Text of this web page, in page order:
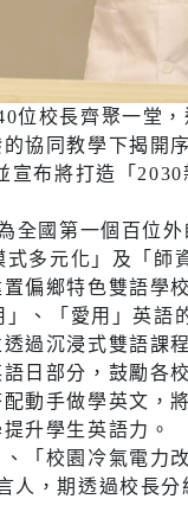
位校長齊聚一堂
協同教學下揭開
布將打造「
全國第一個百位
多元化」及「師
偏鄉特色雙語學
、「愛用」英語
過沉浸式雙語課
日部分，鼓勵各
動手做學英文，
升學生英語力。
「校園冷氣電力
人，期透過校長分